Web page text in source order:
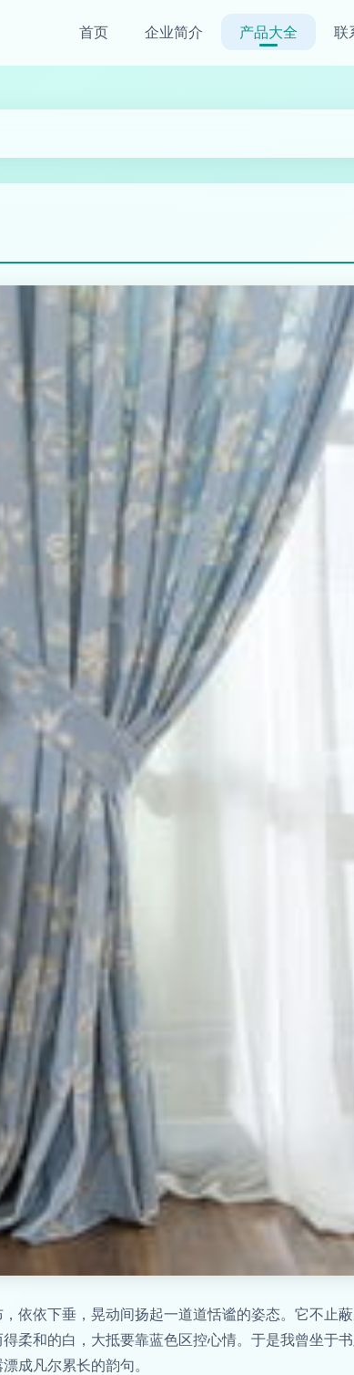
首页 企业简介 产品大全 联
依依下垂，晃动间扬起一道道恬谧的姿态。它不止
柔和的白，大抵要靠蓝色区控心情。于是我曾坐于
成凡尔累长的韵句。